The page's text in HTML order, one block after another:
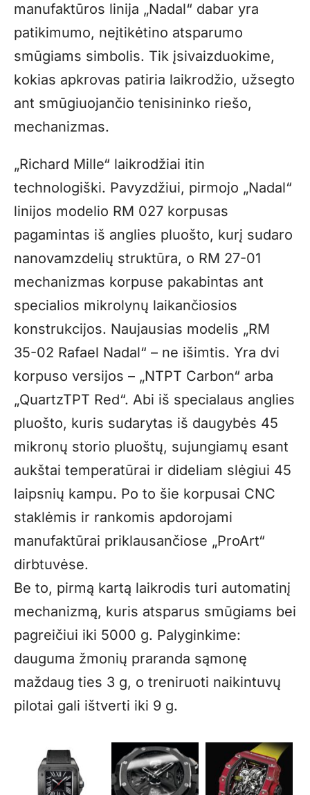
manufaktūros linija „Nadal“ dabar yra
patikimumo, neįtikėtino atsparumo
smūgiams simbolis. Tik įsivaizduokime,
kokias apkrovas patiria laikrodžio, užsegto
ant smūgiuojančio tenisininko riešo,
mechanizmas.
„Richard Mille“ laikrodžiai itin
technologiški. Pavyzdžiui, pirmojo „Nadal“
linijos modelio RM 027 korpusas
pagamintas iš anglies pluošto, kurį sudaro
nanovamzdelių struktūra, o RM 27-01
mechanizmas korpuse pakabintas ant
specialios mikrolynų laikančiosios
konstrukcijos. Naujausias modelis „RM
35-02 Rafael Nadal“ – ne išimtis. Yra dvi
korpuso versijos – „NTPT Carbon“ arba
„QuartzTPT Red“. Abi iš specialaus anglies
pluošto, kuris sudarytas iš daugybės 45
mikronų storio pluoštų, sujungiamų esant
aukštai temperatūrai ir dideliam slėgiui 45
laipsnių kampu. Po to šie korpusai CNC
staklėmis ir rankomis apdorojami
manufaktūrai priklausančiose „ProArt“
dirbtuvėse.
Be to, pirmą kartą laikrodis turi automatinį
mechanizmą, kuris atsparus smūgiams bei
pagreičiui iki 5000 g. Palyginkime:
dauguma žmonių praranda sąmonę
maždaug ties 3 g, o treniruoti naikintuvų
pilotai gali ištverti iki 9 g.